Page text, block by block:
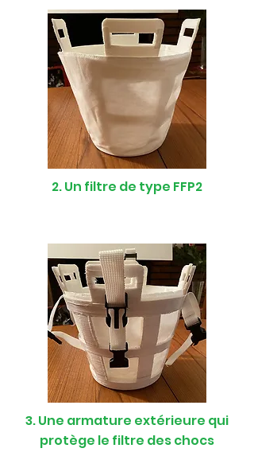
2. Un filtre de type FFP2
3. Une armature extérieure qui
protège le filtre des chocs